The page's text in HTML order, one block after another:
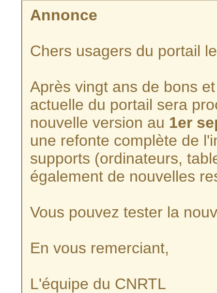
Annonce
Chers usagers du portail
Après vingt ans de bons
actuelle du portail sera
nouvelle version au 1er
une refonte complète de
supports (ordinateurs,
également de nouvelles
Vous pouvez tester la
En vous remerciant,
L'équipe du CNRTL